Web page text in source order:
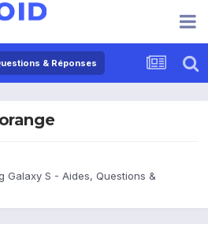
& Réponses
Galaxy S - Aides, Questions &